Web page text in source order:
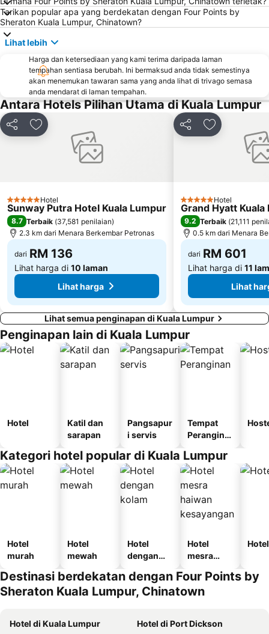
Menara KL
1 Utama
Lapangan Terbang Sultan Abdul Aziz Shah
Chinatown
Taman KLCC
The Curve
Putrajaya Hot Air Balloon Fiesta
Lot 10
Bukit Melawati
Monorail
Tropicana City Mall
Kepong Forestry Park - FRIM
Masjid Negara
Sultan Abdul Samad Building
Little India
Kuala Lumpur Golf & Country Club
Lapangan Terbang Genting
Institut Profesional Baitulmal
Tugu Negara
Lake Garden
Tarikan popular apa yang berdekatan dengan Four Points by
Sheraton Kuala Lumpur, Chinatown?
Lihat lebih
Harga dan ketersediaan yang kami terima daripada laman
tempahan sentiasa berubah. Ini bermaksud anda tidak semestinya
akan menemukan tawaran sama yang anda lihat di trivago semasa
anda mendarat di laman tempahan.
Antara Hotels Pilihan Utama di Kuala Lumpur
Kongsi Tambah ke favorit
5 BintangHotel
Sunway Putra Hotel Kuala Lumpur
8.7 Terbaik (37,581 penilaian)
2.3 km dari Menara Berkembar Petronas
dari RM 136
Lihat harga di 10 laman
Lihat harga
Kongsi Tambah ke
5 BintangHotel
Grand Hyatt Kuala
9.2 Terbaik (21,111
0.5 km dari Menara
dari RM 601
Lihat harga di 11
Lihat
Lihat semua penginapan di Kuala Lumpur
Penginapan lain di Kuala Lumpur
Hotel
Katil dan
sarapan
Pangsapur
i servis
Tempat
Perangina
Kategori hotel popular di Kuala Lumpur
Hotel
murah
Hotel
mewah
Hotel
dengan
Hotel
mesra
kesayanga
n
Destinasi berdekatan dengan Four Points by
Sheraton Kuala Lumpur, Chinatown
Hotel di Kuala Lumpur
Hotel di Port Dickson